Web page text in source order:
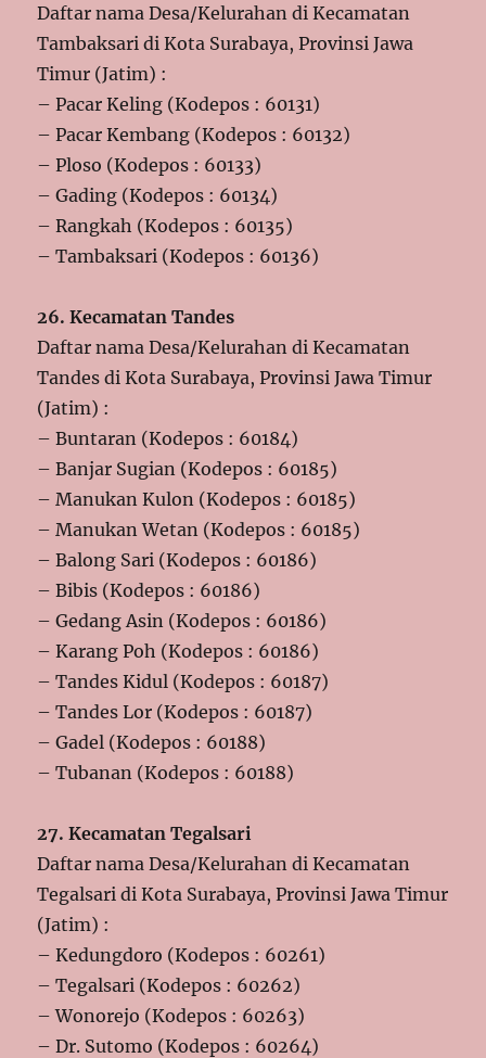
Daftar nama Desa/Kelurahan di Kecamatan
Tambaksari di Kota Surabaya, Provinsi Jawa
Timur (Jatim) :
– Pacar Keling (Kodepos : 60131)
– Pacar Kembang (Kodepos : 60132)
– Ploso (Kodepos : 60133)
– Gading (Kodepos : 60134)
– Rangkah (Kodepos : 60135)
– Tambaksari (Kodepos : 60136)
26. Kecamatan Tandes
Daftar nama Desa/Kelurahan di Kecamatan
Tandes di Kota Surabaya, Provinsi Jawa Timur
(Jatim) :
– Buntaran (Kodepos : 60184)
– Banjar Sugian (Kodepos : 60185)
– Manukan Kulon (Kodepos : 60185)
– Manukan Wetan (Kodepos : 60185)
– Balong Sari (Kodepos : 60186)
– Bibis (Kodepos : 60186)
– Gedang Asin (Kodepos : 60186)
– Karang Poh (Kodepos : 60186)
– Tandes Kidul (Kodepos : 60187)
– Tandes Lor (Kodepos : 60187)
– Gadel (Kodepos : 60188)
– Tubanan (Kodepos : 60188)
27. Kecamatan Tegalsari
Daftar nama Desa/Kelurahan di Kecamatan
Tegalsari di Kota Surabaya, Provinsi Jawa Timur
(Jatim) :
– Kedungdoro (Kodepos : 60261)
– Tegalsari (Kodepos : 60262)
– Wonorejo (Kodepos : 60263)
– Dr. Sutomo (Kodepos : 60264)